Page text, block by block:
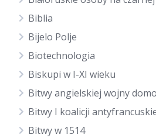
Biblia
Bijelo Polje
Biotechnologia
Biskupi w I-XI wieku
Bitwy angielskiej wojny
Bitwy I koalicji
Bitwy w 1514